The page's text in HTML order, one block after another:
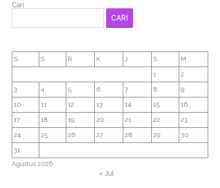
Cari
CARI
Agustus 2026
S S R K J S M
1 2
3 4 5 6 7 8 9
10 11 12 13 14 15 16
17 18 19 20 21 22 23
24 25 26 27 28 29 30
31
« Jul